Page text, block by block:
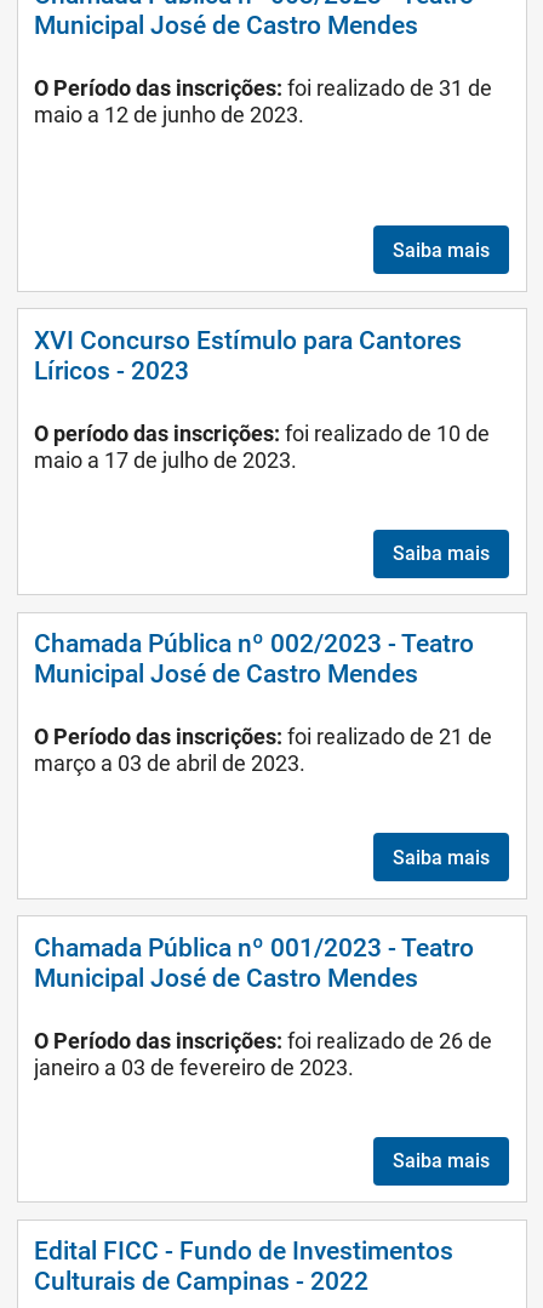
Municipal José de Castro Mendes
O Período das inscrições: foi realizadode 31 de
maio a 12 de junho de 2023.
Saiba mais
XVI Concurso Estímulo para Cantores
Líricos - 2023
O período das inscrições: foi realizado de 10 de
maio a 17 de julho de 2023.
Saiba mais
Chamada Pública nº 002/2023 - Teatro
Municipal José de Castro Mendes
O Período das inscrições: foi realizado de 21 de
março a 03 de abril de 2023.
Saiba mais
Chamada Pública nº 001/2023 - Teatro
Municipal José de Castro Mendes
O Período das inscrições: foi realizado de 26 de
janeiro a 03 de fevereiro de 2023.
Saiba mais
Edital FICC - Fundo de Investimentos
Culturais de Campinas - 2022